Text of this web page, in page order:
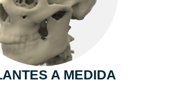
A MEDIDA